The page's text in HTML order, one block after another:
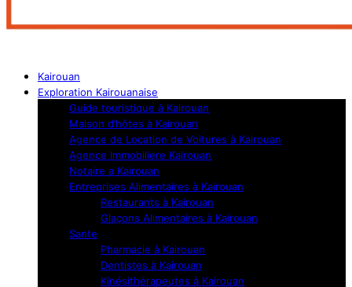
Kairouan
Exploration Kairouanaise
Guide touristique à Kairouan
Maison d’hôtes à Kairouan
Agence de Location de Voitures à Kairouan
Agence Immobiliere Kairouan
Notaire a Kairouan
Entreprises Alimentaires à Kairouan
Restaurants à Kairouan
Glaçons Alimentaires à Kairouan
Sante
Pharmacie à Kairouan
Dentistes à Kairouan
Kinésithérapeutes à Kairouan